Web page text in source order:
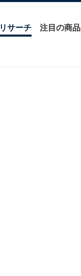
リサーチ 注目の商品